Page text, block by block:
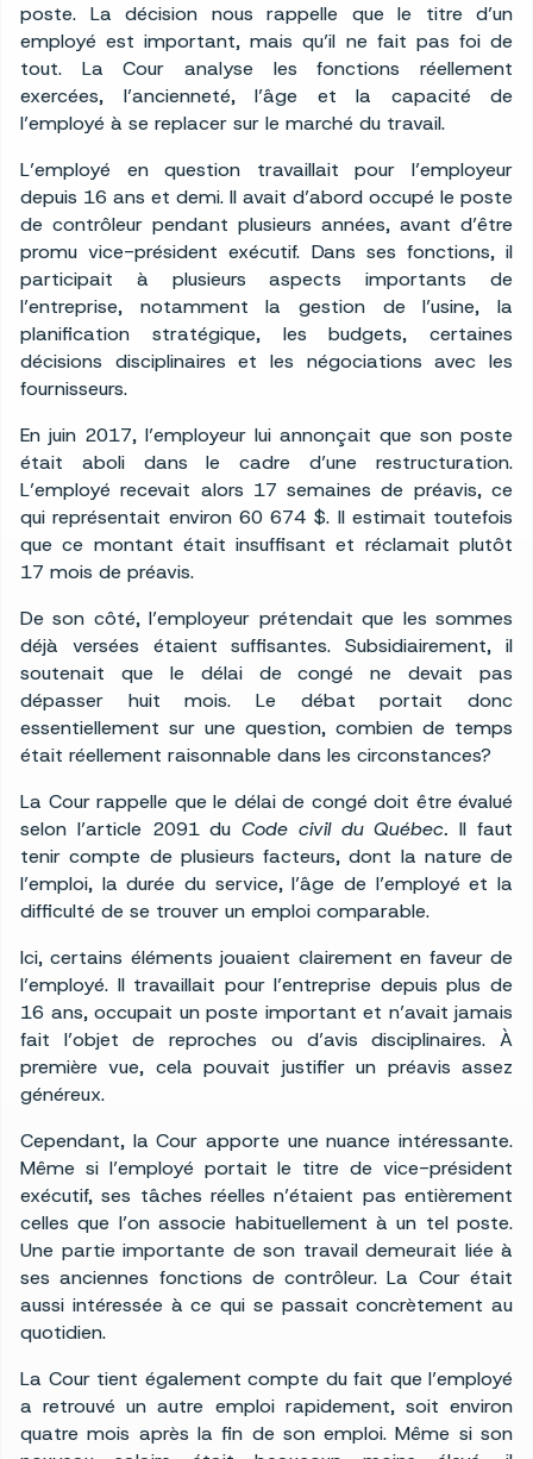
poste. La décision nous rappelle que le titre d’un
employé est important, mais qu’il ne fait pas foi de
tout. La Cour analyse les fonctions réellement
exercées, l’ancienneté, l’âge et la capacité de
l’employé à se replacer sur le marché du travail.
L’employé en question travaillait pour l’employeur
depuis 16 ans et demi. Il avait d’abord occupé le poste
de contrôleur pendant plusieurs années, avant d’être
promu vice-président exécutif. Dans ses fonctions, il
participait à plusieurs aspects importants de
l’entreprise, notamment la gestion de l’usine, la
planification stratégique, les budgets, certaines
décisions disciplinaires et les négociations avec les
fournisseurs.
En juin 2017, l’employeur lui annonçait que son poste
était aboli dans le cadre d’une restructuration.
L’employé recevait alors 17 semaines de préavis, ce
qui représentait environ 60 674 $. Il estimait toutefois
que ce montant était insuffisant et réclamait plutôt
17 mois de préavis.
De son côté, l’employeur prétendait que les sommes
déjà versées étaient suffisantes. Subsidiairement, il
soutenait que le délai de congé ne devait pas
dépasser huit mois. Le débat portait donc
essentiellement sur une question, combien de temps
était réellement raisonnable dans les circonstances?
La Cour rappelle que le délai de congé doit être évalué
selon l’article 2091 duCode civil du Québec.Il faut
tenir compte de plusieurs facteurs, dont la nature de
l’emploi, la durée du service, l’âge de l’employé et la
difficulté de se trouver un emploi comparable.
Ici, certains éléments jouaient clairement en faveur de
l’employé. Il travaillait pour l’entreprise depuis plus de
16 ans, occupait un poste important et n’avait jamais
fait l’objet de reproches ou d’avis disciplinaires. À
première vue, cela pouvait justifier un préavis assez
généreux.
Cependant, la Cour apporte une nuance intéressante.
Même si l’employé portait le titre de vice-président
exécutif, ses tâches réelles n’étaient pas entièrement
celles que l’on associe habituellement à un tel poste.
Une partie importante de son travail demeurait liée à
ses anciennes fonctions de contrôleur. La Cour était
aussi intéressée à ce qui se passait concrètement au
quotidien.
La Cour tient également compte du fait que l’employé
a retrouvé un autre emploi rapidement, soit environ
quatre mois après la fin de son emploi. Même si son